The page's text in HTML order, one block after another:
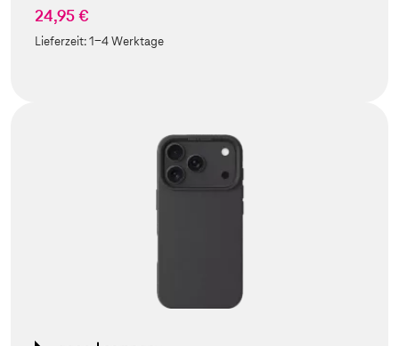
24,95 €
Lieferzeit:1-4 Werktage